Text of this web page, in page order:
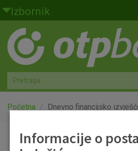
Skoči na glavni sadržaj
Izbornik
Građani
Privatno bankarstvo
Agro
Mala poduzeća i obrtnici
Početna Dnevno financijsko
Dnevno
Informacije o